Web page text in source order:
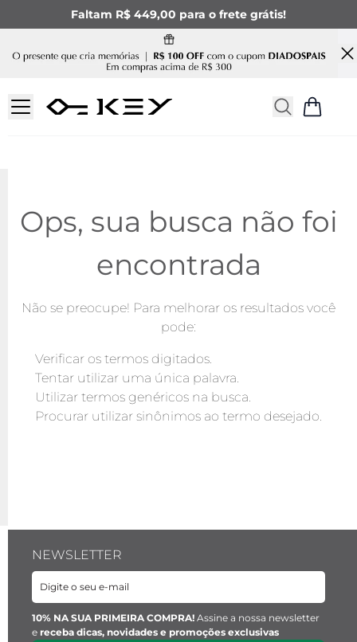
Faltam R$ 449,00 para o frete grátis!
Ops, sua busca não foi
encontrada
Não se preocupe! Para melhorar os resultados você
pode:
Verificar os termos digitados.
Tentar utilizar uma única palavra.
Utilizar termos genéricos na busca.
Procurar utilizar sinônimos ao termo desejado.
NEWSLETTER
10% NA SUA PRIMEIRA COMPRA! Assine a nossa newsletter
e receba dicas, novidades e promoções exclusivas